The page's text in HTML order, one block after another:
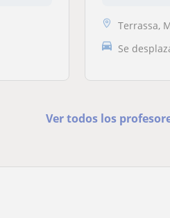
Terrassa,
Se
Ver todos los